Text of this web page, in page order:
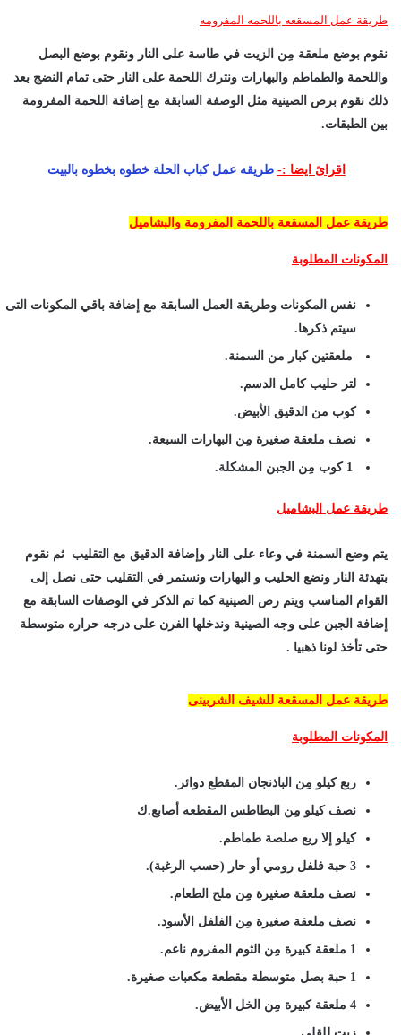
طريقة عمل المسقعه باللحمه المفرومه
نقوم بوضع ملعقة مِن الزيت في طاسة على النار ونقوم بوضع البصل
واللحمة والطماطم والبهارات ونترك اللحمة على النار حتى تمام النضج بعد
ذلك نقوم برص الصينية مثل الوصفة السابقة مع إضافة اللحمة المفرومة
بين الطبقات.
اقرائ ايضا :- طريقه عمل كباب الحلة خطوه بخطوه بالبيت
طريقة عمل المسقعة باللحمة المفرومة والبشاميل
المكونات المطلوبة
نفس المكونات وطريقة العمل السابقة مع إضافة باقي المكونات التى
سيتم ذكرها.
ملعقتين كبار من السمنة.
لتر حليب كامل الدسم.
كوب من الدقيق الأبيض.
نصف ملعقة صغيرة مِن البهارات السبعة.
طريقة عمل البشاميل
يتم وضع السمنة في وعاء على النار وإضافة الدقيق مع التقليب ثم نقوم
بتهدئة النار ونضع الحليب و البهارات ونستمر في التقليب حتى نصل إلى
القوام المناسب ويتم رص الصينية كما تم الذكر في الوصفات السابقة مع
إضافة الجبن على وجه الصينية وندخلها الفرن على درجه حراره متوسطة
حتى تأخذ لونا ذهبيا .
طريقة عمل المسقعة للشيف الشربينى
المكونات المطلوبة
ربع كيلو مِن الباذنجان المقطع دوائر.
نصف كيلو مِن البطاطس المقطعه أصابع.ك
كيلو إلا ربع صلصة طماطم.
3 حبة فلفل رومي أو حار (حسب الرغبة).
نصف ملعقة صغيرة مِن ملح الطعام.
نصف ملعقة صغيرة مِن الفلفل الأسود.
1 ملعقة كبيرة مِن الثوم المفروم ناعم.
1 حبة بصل متوسطة مقطعة مكعبات صغيرة.
4 ملعقة كبيرة مِن الخل الأبيض.